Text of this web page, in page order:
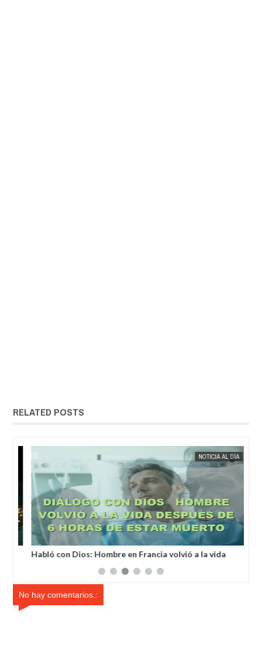
RELATED POSTS
MAY 25, 2025
NOTICIA AL DÍA
Habló con Dios: Hombre en Francia volvió a la vida
No hay comentarios.: